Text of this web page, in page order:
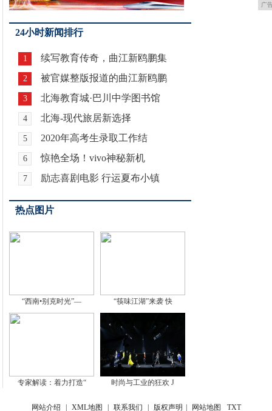
广
24小时新闻排行
1 续写教育传奇，曲江新鸥鹏集
2 被官媒整版报道的曲江新鸥鹏
3 北海教育城·巴川中学图书馆
4 北海-现代旅居新选择
5 2020年高考生录取工作结
6 惊艳全场！vivo神秘新机
7 励志喜剧电影 行运夏布小镇
热点图片
“西南•别克时光”— “筷味江湖”来袭 快
专家解读：着力打造“ 时尚与工业的狂欢 J
网站介绍 XML地图 联系我们 版权声明 网站地图
TXT